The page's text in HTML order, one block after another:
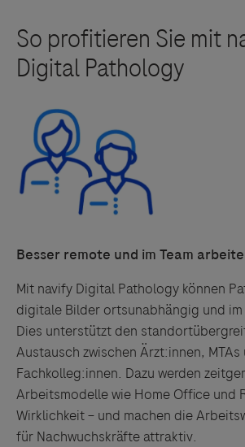
Besser remote und im Team
Mit navify Digital Pathology können
digitale Bilder ortsunabhängig und im
Dies unterstützt den
Austausch zwischen Ärzt:innen, MTAs
Fachkolleg:innen. Dazu werden
Arbeitsmodelle wie Home Office und
Wirklichkeit – und machen die
für Nachwuchskräfte attraktiv.